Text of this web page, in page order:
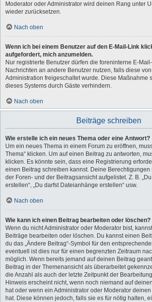
Moderator oder Administrator wird deinen Rang unter
wieder zurücksetzen.
Nach oben
Wenn ich bei einem Benutzer auf den E-Mail-Link
aufgefordert, mich anzumelden.
Nur registrierte Benutzer dürfen die foreninterne E-
Nachrichten an andere Benutzer nutzen, falls diese
Administration freigeschaltet wurde. Diese Maßnahme
dieses Systems durch Gäste verhindern.
Nach oben
Beiträge schreiben
Wie erstelle ich ein neues Thema oder eine Antwort?
Um ein neues Thema in einem Forum zu eröffnen,
Thema“ klicken. Um auf einen Beitrag zu antworten,
klicken. Es könnte sein, dass eine Registrierung
einen Beitrag schreiben kannst. Deine Berechtigungen
der Foren- und der Beitragsansicht aufgelistet. Z. B.
erstellen“, „Du darfst Dateianhänge erstellen“ usw.
Nach oben
Wie kann ich einen Beitrag bearbeiten oder löschen?
Wenn du nicht Administrator oder Moderator bist,
Beiträge bearbeiten oder löschen. Du kannst einen
du das „Ändere Beitrag“-Symbol für den
eventuell ist dies nur für einen begrenzten Zeitraum
möglich. Wenn bereits jemand auf deinen Beitrag
Beitrag in der Themenansicht als überarbeitet
die Anzahl als auch der letzte Zeitpunkt der
Hinweis erscheint nicht, wenn noch niemand auf
hat oder wenn ein Administrator oder Moderator
hat. Diese können jedoch, falls sie es für nötig halten,